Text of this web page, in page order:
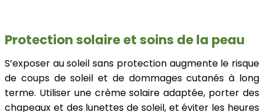
Protection solaire et soins de la peau
S’exposer au soleil sans protection augmente le risque
de coups de soleil et de dommages cutanés à long
terme. Utiliser une crème solaire adaptée, porter des
chapeaux et des lunettes de soleil, et éviter les heures